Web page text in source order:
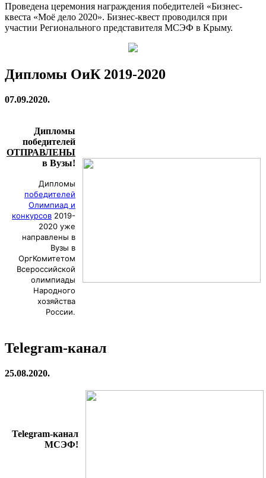
Проведена церемония награждения победителей «Бизнес-
квеста «Моё дело 2020». Бизнес-квест проводился при
участии Регионального представителя МСЭФ в Крыму.
Дипломы ОиК 2019-2020
07.09.2020.
Дипломы
победителей
ОТПРАВЛЕНЫ
в Вузы!
Дипломы
победителей
Олимпиад и
конкурсов 2019-
2020 уже
направлены в
Вузы в
ОргКомитетом
Всероссийской
олимпиады
Народного
хозяйства
России.
Telegram-канал
25.08.2020.
Telegram-канал
МСЭФ!